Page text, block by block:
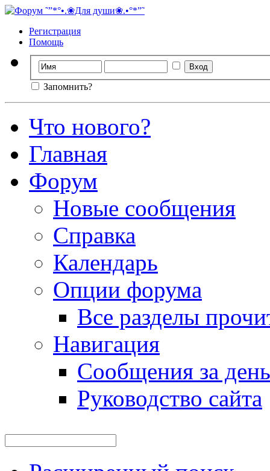
Регистрация
Помощь
Запомнить?
Что нового?
Главная
Форум
Новые сообщения
Справка
Календарь
Опции форума
Все разделы
Навигация
Сообщения за день
Руководство сайта